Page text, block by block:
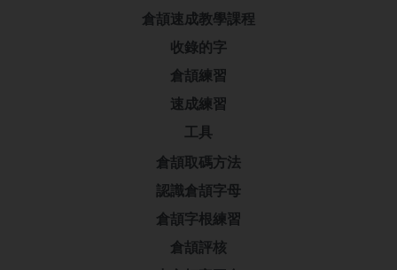
倉頡速成教學課程
收錄的字
倉頡練習
速成練習
工具
倉頡取碼方法
認識倉頡字母
倉頡字根練習
倉頡評核